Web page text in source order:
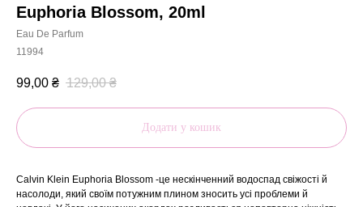
Euphoria Blossom, 20ml
Eau De Parfum
11994
99,00 ₴ 129,00 ₴
Додати у кошик
Calvin Klein Euphoria Blossom -це нескінченний водоспад свіжості й
насолоди, який своїм потужним плином зносить усі проблеми й